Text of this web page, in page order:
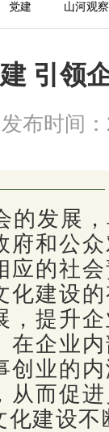
党建 山河观察
引领
发布时间：
的发展
府和公
应的社
化建设
，提升
在企业
创业的
从而促
化建设